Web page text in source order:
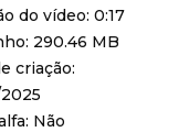
do vídeo: 0:17
290.46 MB
criação:
Não